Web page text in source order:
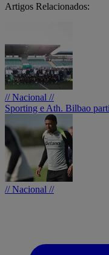
Artigos Relacionados:
// Nacional //
Sporting e Ath. Bilbao
// Nacional //